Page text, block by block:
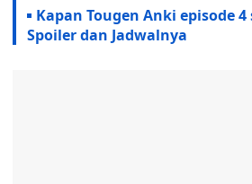
Kapan Tougen Anki episode
Spoiler dan Jadwalnya